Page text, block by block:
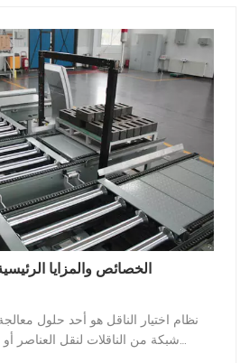
الخصائص والمزايا
شبكة من الناقلات لنقل العناصر